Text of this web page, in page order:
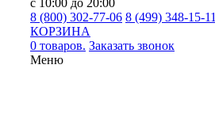
с 10:00 до 20:00
8 (800) 302-77-06 8 (499) 348-15-11
КОРЗИНА
0 товаров. Заказать звонок
Меню